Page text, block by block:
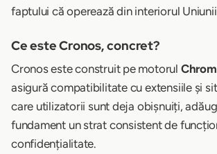
faptului că operează din interiorul
Ce este Cronos, concret?
Cronos este construit pe motorul
asigură compatibilitate cu extensiile și
care utilizatorii sunt deja obișnuiți,
fundament un strat consistent de
confidențialitate.